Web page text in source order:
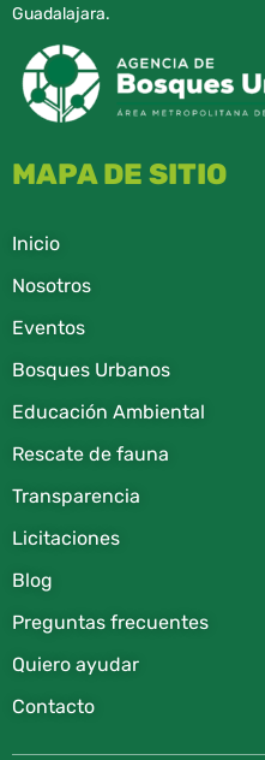
Guadalajara.
MAPA DE SITIO
Inicio
Nosotros
Eventos
Bosques Urbanos
Educación Ambiental
Rescate de fauna​
Transparencia
Licitaciones
Blog
Preguntas frecuentes
Quiero ayudar
Contacto